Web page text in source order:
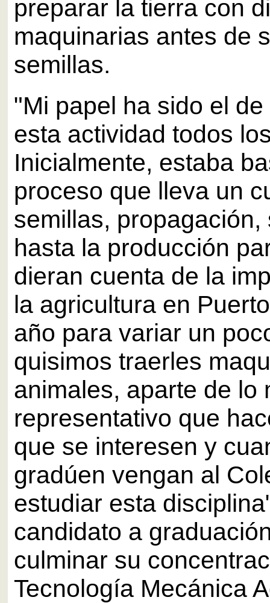
preparar la tierra con
maquinarias antes de
semillas.
"Mi papel ha sido el
esta actividad todos
Inicialmente, estaba
proceso que lleva un
semillas, propagación,
hasta la producción
dieran cuenta de la
la agricultura en
año para variar un
quisimos traerles
animales, aparte de lo
representativo que
que se interesen y
gradúen vengan al
estudiar esta
candidato a
culminar su
Tecnología Mecánica